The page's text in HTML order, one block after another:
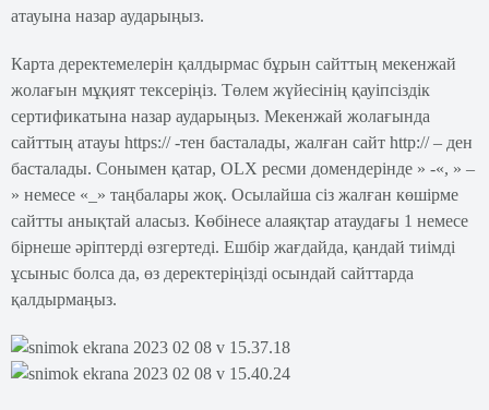
атауына назар аударыңыз.
Карта деректемелерін қалдырмас бұрын сайттың мекенжай
жолағын мұқият тексеріңіз. Төлем жүйесінің қауіпсіздік
сертификатына назар аударыңыз. Мекенжай жолағында
сайттың атауы https:// -тен басталады, жалған сайт http:// – ден
басталады. Сонымен қатар, OLX ресми домендерінде » -«, » –
» немесе «_» таңбалары жоқ. Осылайша сіз жалған көшірме
сайтты анықтай аласыз. Көбінесе алаяқтар атаудағы 1 немесе
бірнеше әріптерді өзгертеді. Ешбір жағдайда, қандай тиімді
ұсыныс болса да, өз деректеріңізді осындай сайттарда
қалдырмаңыз.